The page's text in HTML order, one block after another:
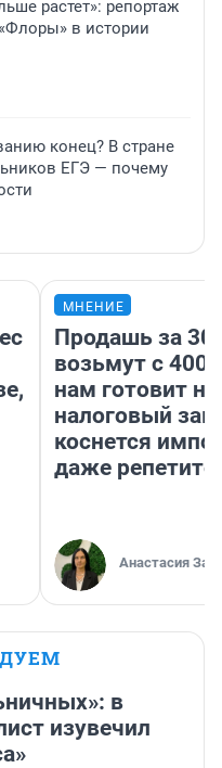
растет»: репортаж
в истории
конец? В стране
ЕГЭ — почему
МНЕНИЕ
Продашь за
возьмут с
нам готовит
налоговый
коснется
даже
Анастасия
в
изувечил